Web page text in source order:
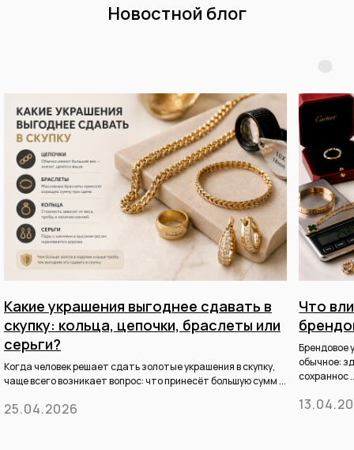
Новостной блог
Какие украшения выгоднее сдавать в
скупку: кольца, цепочки, браслеты или
серьги?
Когда человек решает сдать золотые украшения в скупку,
чаще всего возникает вопрос: что принесёт большую сумм ...
25.04.2026
Что
Брендовое
обычное:
сохраннос